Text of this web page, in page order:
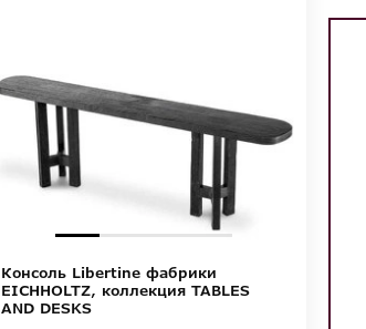
Консоль Libertine фабрики
EICHHOLTZ, коллекция TABLES
AND DESKS